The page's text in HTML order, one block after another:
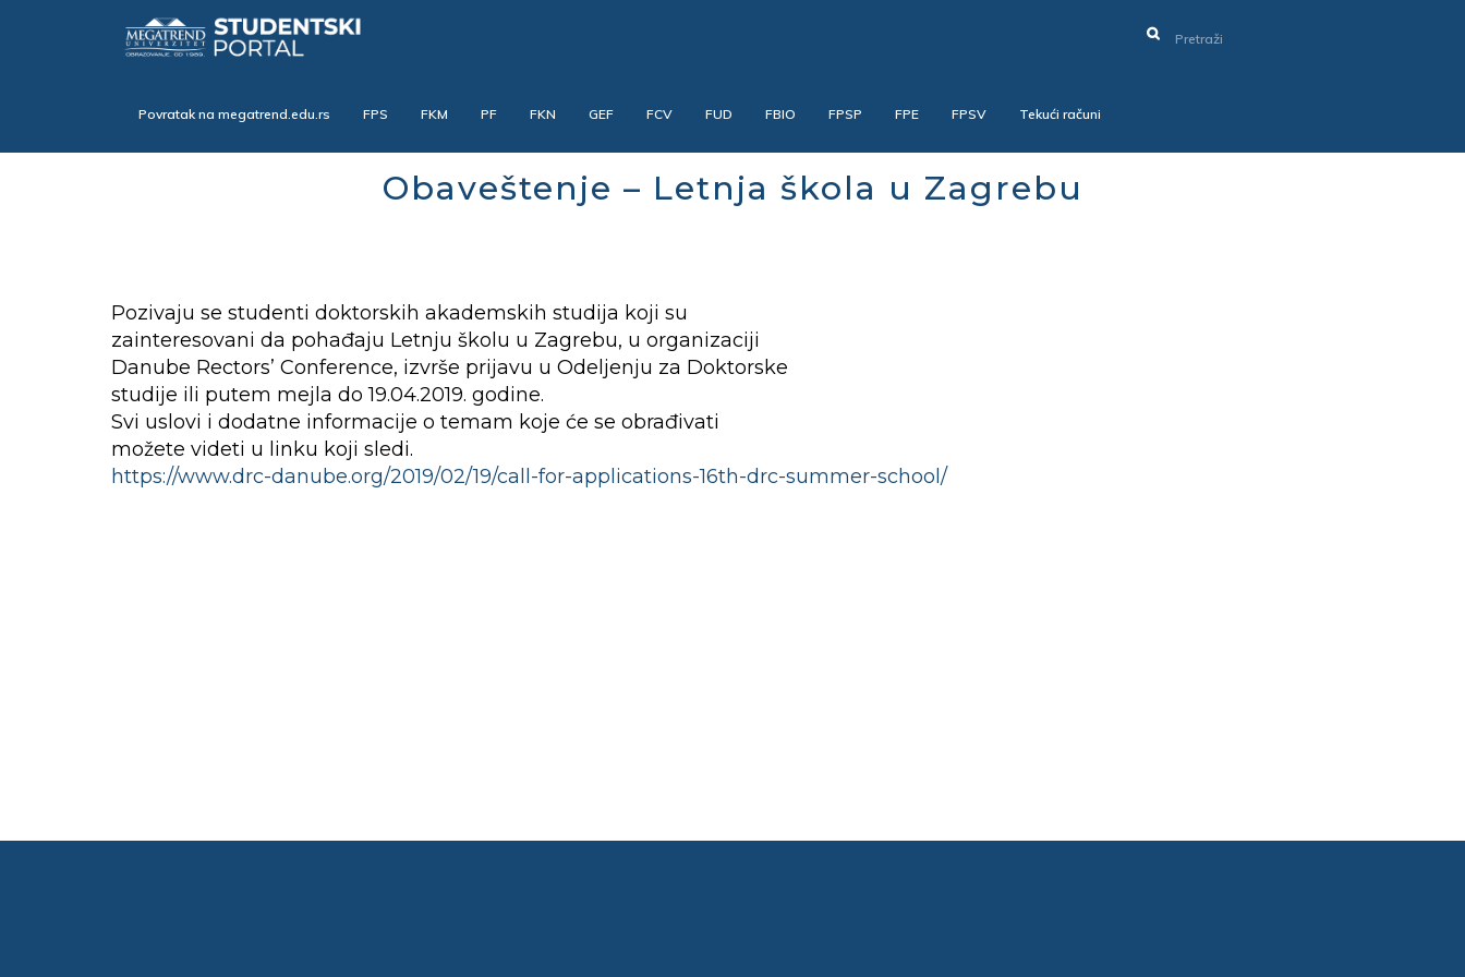
Povratak na megatrend.edu.rs FPS FKM PF FKN GEF FCV FUD FBIO FPSP FPE FPSV Tekući računi
Obaveštenje – Letnja škola u Zagrebu
Pozivaju se studenti doktorskih akademskih studija koji su
zainteresovani da pohađaju Letnju školu u Zagrebu, u organizaciji
Danube Rectors’ Conference, izvrše prijavu u Odeljenju za Doktorske
studije ili putem mejla do 19.04.2019. godine.
Svi uslovi i dodatne informacije o temam koje će se obrađivati
možete videti u linku koji sledi.
https://www.drc-danube.org/2019/02/19/call-for-applications-16th-drc-summer-school/